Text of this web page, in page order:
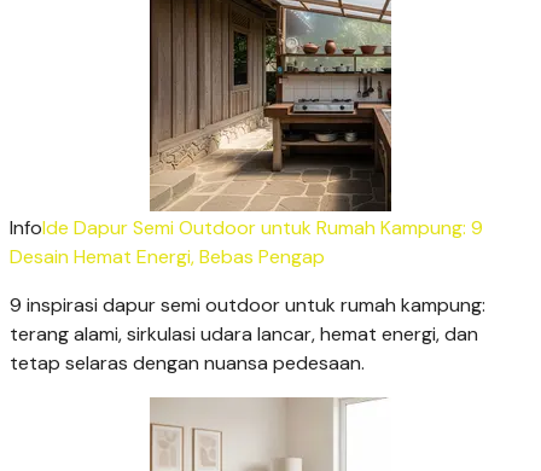
InfoIde Dapur Semi Outdoor untuk Rumah Kampung: 9
Desain Hemat Energi, Bebas Pengap
9 inspirasi dapur semi outdoor untuk rumah kampung:
terang alami, sirkulasi udara lancar, hemat energi, dan
tetap selaras dengan nuansa pedesaan.